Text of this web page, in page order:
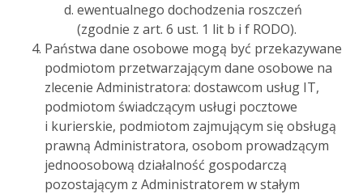
ewentualnego dochodzenia roszczeń
(zgodnie z art. 6 ust. 1 lit b i f RODO).
Państwa dane osobowe mogą być przekazywane
podmiotom przetwarzającym dane osobowe na
zlecenie Administratora: dostawcom usług IT,
podmiotom świadczącym usługi pocztowe
i kurierskie, podmiotom zajmującym się obsługą
prawną Administratora, osobom prowadzącym
jednoosobową działalność gospodarczą
pozostającym z Administratorem w stałym